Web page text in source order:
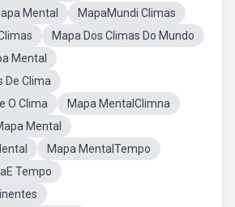
Mental
MapaMundi Climas
Mapa Dos Climas Do Mundo
Mental
De Clima
O Clima
Mapa MentalClimna
Mental
Mapa MentalTempo
Tempo